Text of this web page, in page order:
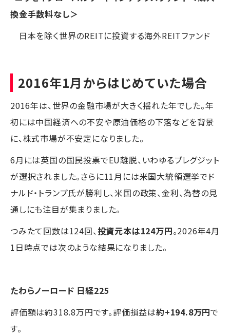
換金手数料なし＞
日本を除く世界のREITに投資する海外REITファンド
2016年1月からはじめていた場合
2016年は、世界の金融市場が大きく揺れた年でした。年
初には中国経済への不安や原油価格の下落などを背景
に、株式市場が不安定になりました。
6月には英国の国民投票でEU離脱、いわゆるブレグジット
が選択されました。さらに11月には米国大統領選挙でド
ナルド・トランプ氏が勝利し、米国の政策、金利、為替の見
通しにも注目が集まりました。
つみたて回数は124回、投資元本は124万円。2026年4月
1日時点では次のような結果になりました。
たわらノーロード 日経225
評価額は約318.8万円です。評価損益は約+194.8万円で
す。